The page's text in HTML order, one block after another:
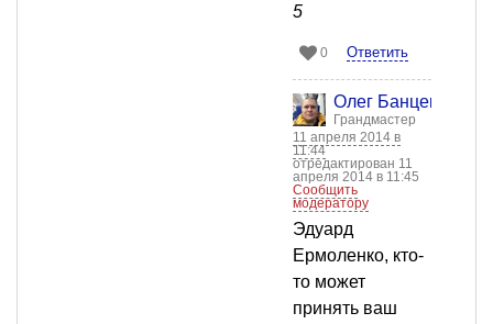
5
0 Ответить
Олег Банцекин
Грандмастер
11 апреля 2014 в
11:44
отредактирован 11
апреля 2014 в 11:45
Сообщить
модератору
Эдуард
Ермоленко, кто-
то может
принять ваш